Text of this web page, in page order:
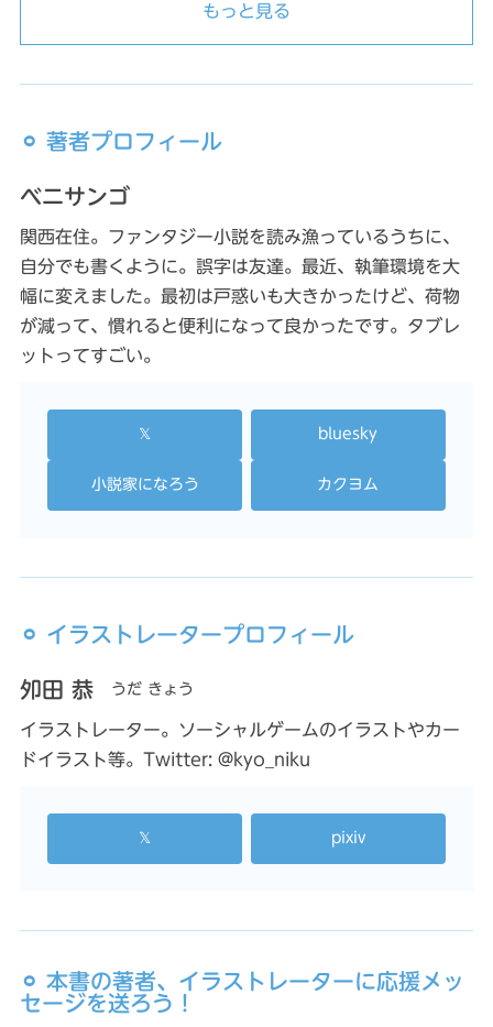
もっと見る
⚪︎ 著者プロフィール
ベニサンゴ
関西在住。ファンタジー小説を読み漁っているうちに、
自分でも書くように。誤字は友達。最近、執筆環境を大
幅に変えました。最初は戸惑いも大きかったけど、荷物
が減って、慣れると便利になって良かったです。タブレ
ットってすごい。
𝕏 bluesky
小説家になろう カクヨム
⚪︎ イラストレータープロフィール
夘田 恭 うだ きょう
イラストレーター。ソーシャルゲームのイラストやカー
ドイラスト等。Twitter: @kyo_niku
𝕏 pixiv
⚪︎ 本書の著者、イラストレーターに応援メッ
セージを送ろう！